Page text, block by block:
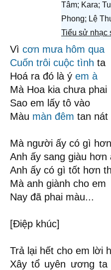
Tâm; Kara;
Phong; Lệ
Tiểu sử nhạc
Vì cơn mưa hôm qua
Cuốn trôi cuộc tình ta
Hoá ra đó là ý em à
Mà Hoa kia chưa phai
Sao em lấy tô vào
Màu màn đêm tan nát
Mà người ấy có gì
Anh ấy sang giàu hơn
Anh ấy có gì tốt hơn
Mà anh giành cho em
Nay đã phai màu...
[Điệp khúc]
Trả lại hết cho em lời
Xây tổ uyên ương